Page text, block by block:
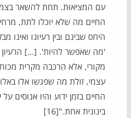
עם המציאוּת. תחת להשאר
החיים מה שלא יוכלו לתת,
היחס שבינם ובין רעיונו
'מה שאפשר להיות'. […] הרעיון
מקורי, אלא הַרכּבה מקרית
עצמי, זולת מה שפגשו אלו
החיים בזמן ידוע והיו אנוסים
בינונית אחת."[16]